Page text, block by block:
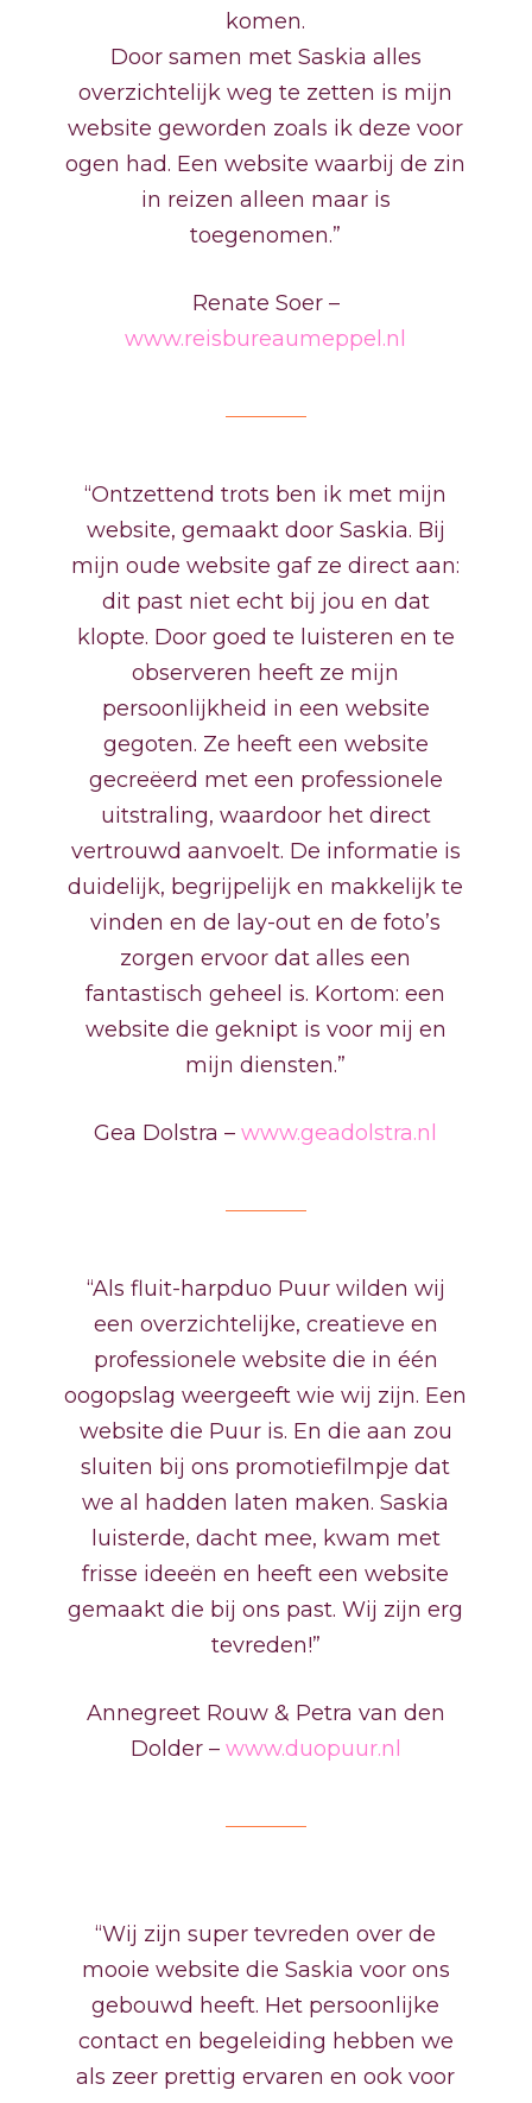
komen.
Door samen met Saskia alles
overzichtelijk weg te zetten is mijn
website geworden zoals ik deze voor
ogen had. Een website waarbij de zin
in reizen alleen maar is
toegenomen.”
Renate Soer –
www.reisbureaumeppel.nl
“Ontzettend trots ben ik met mijn
website, gemaakt door Saskia. Bij
mijn oude website gaf ze direct aan:
dit past niet echt bij jou en dat
klopte. Door goed te luisteren en te
observeren heeft ze mijn
persoonlijkheid in een website
gegoten. Ze heeft een website
gecreëerd met een professionele
uitstraling, waardoor het direct
vertrouwd aanvoelt. De informatie is
duidelijk, begrijpelijk en makkelijk te
vinden en de lay-out en de foto’s
zorgen ervoor dat alles een
fantastisch geheel is. Kortom: een
website die geknipt is voor mij en
mijn diensten.”
Gea Dolstra –www.geadolstra.nl
“Als fluit-harpduo Puur wilden wij
een overzichtelijke, creatieve en
professionele website die in één
oogopslag weergeeft wie wij zijn. Een
website die Puur is. En die aan zou
sluiten bij ons promotiefilmpje dat
we al hadden laten maken. Saskia
luisterde, dacht mee, kwam met
frisse ideeën en heeft een website
gemaakt die bij ons past. Wij zijn erg
tevreden!”
Annegreet Rouw & Petra van den
Dolder – www.duopuur.nl
“Wij zijn super tevreden over de
mooie website die Saskia voor ons
gebouwd heeft. Het persoonlijke
contact en begeleiding hebben we
als zeer prettig ervaren en ook voor